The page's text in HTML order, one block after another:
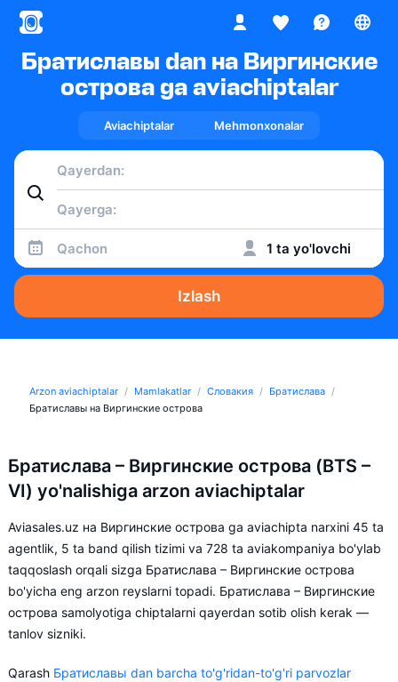
Братиславы dan на Виргинские
острова ga aviachiptalar
Aviachiptalar Mehmonxonalar
Qachon 1 ta yo'lovchi
Izlash
Arzon aviachiptalar Mamlakatlar Словакия
Братислава
Братиславы на Виргинские острова
Братислава – Виргинские острова (BTS –
VI) yo'nalishiga arzon aviachiptalar
Aviasales.uz на Виргинские острова ga aviachipta narxini 45 ta
agentlik, 5 ta band qilish tizimi va 728 ta aviakompaniya bo'ylab
taqqoslash orqali sizga Братислава – Виргинские острова
bo'yicha eng arzon reyslarni topadi. Братислава – Виргинские
острова samolyotiga chiptalarni qayerdan sotib olish kerak —
tanlov sizniki.
Qarash Братиславы dan barcha to'g'ridan-to'g'ri parvozlar